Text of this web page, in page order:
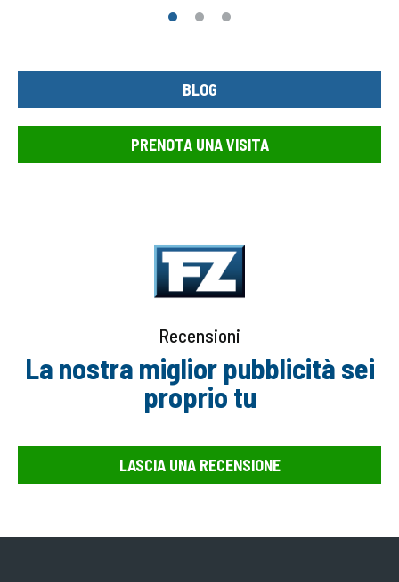
BLOG
PRENOTA UNA VISITA
Recensioni
La nostra miglior pubblicità sei
proprio tu
LASCIA UNA RECENSIONE